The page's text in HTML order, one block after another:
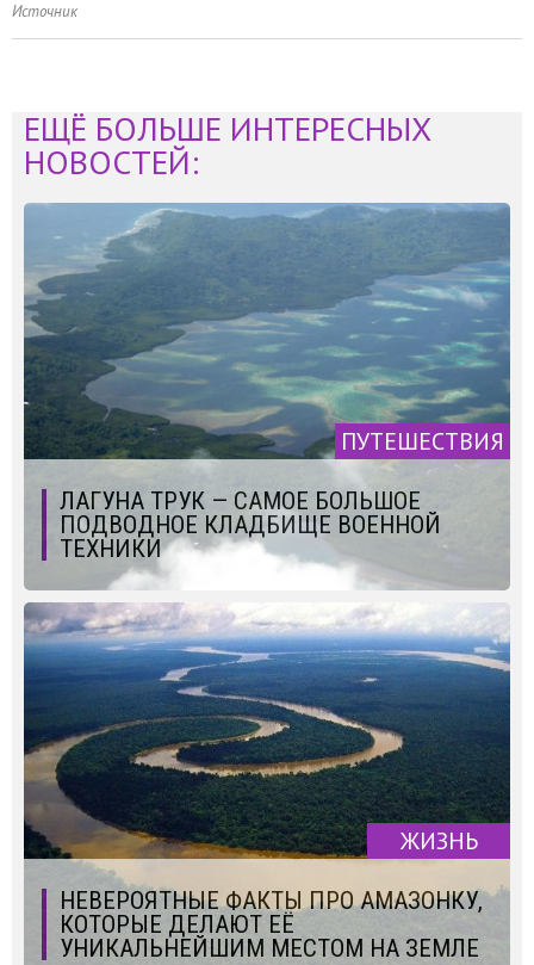
Источник
ЕЩЁ БОЛЬШЕ ИНТЕРЕСНЫХ
НОВОСТЕЙ:
ПУТЕШЕСТВИЯ
ЛАГУНА ТРУК — САМОЕ БОЛЬШОЕ
ПОДВОДНОЕ КЛАДБИЩЕ ВОЕННОЙ
ТЕХНИКИ
ЖИЗНЬ
НЕВЕРОЯТНЫЕ ФАКТЫ ПРО АМАЗОНКУ,
КОТОРЫЕ ДЕЛАЮТ ЕЁ
УНИКАЛЬНЕЙШИМ МЕСТОМ НА ЗЕМЛЕ